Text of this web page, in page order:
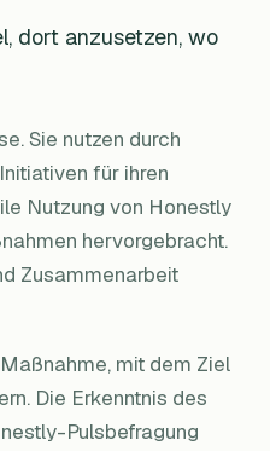
dort anzusetzen, wo
Sie nutzen durch
für ihren
Nutzung von Honestly
hervorgebracht.
Zusammenarbeit
mit dem Ziel
Die Erkenntnis des
Pulsbefragung